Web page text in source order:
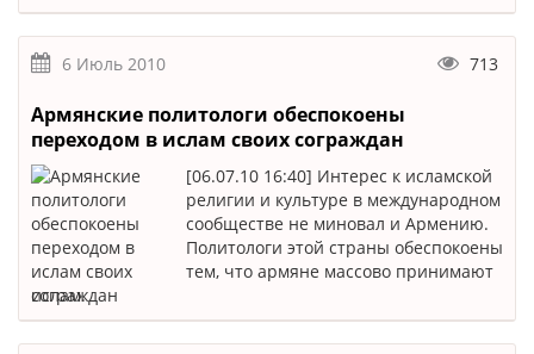
6 Июль 2010 713
Армянские политологи обеспокоены
переходом в ислам своих сограждан
[06.07.10 16:40] Интерес к исламской
религии и культуре в международном
сообществе не миновал и Армению.
Политологи этой страны обеспокоены
тем, что армяне массово принимают
ислам.